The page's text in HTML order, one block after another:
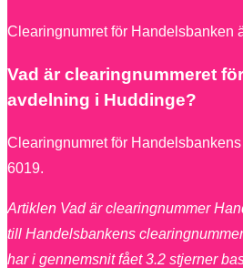
Clearingnumret för Handelsbanken
Vad är clearingnummeret
avdelning i Huddinge?
Clearingnumret för
6019.
Artiklen Vad är clearingnummer
till Handelsbankens
har i gennemsnit fået3.2 stjerner